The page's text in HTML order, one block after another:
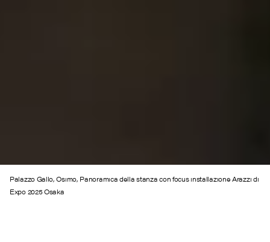
Palazzo Gallo, Osimo, Panoramica della stanza con focus installazione Arazzi di
Expo 2025 Osaka